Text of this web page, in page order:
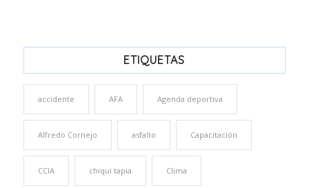
ETIQUETAS
accidente AFA Agenda deportiva
Alfredo Cornejo asfalto Capacitación
CCIA chiqui tapia Clima